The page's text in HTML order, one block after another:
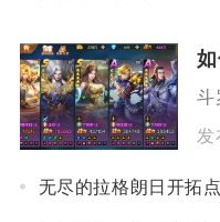
发
无尽的拉格朗日开拓